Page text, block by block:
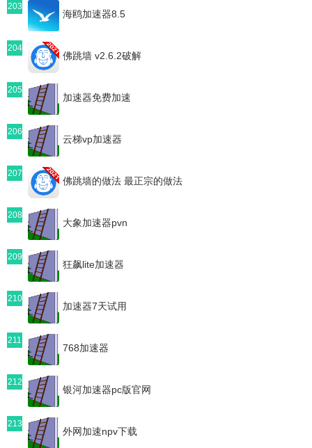
203
海鸥加速器8.5
204
佛跳墙 v2.6.2破解
205
加速器免费加速
206
云梯vp加速器
207
佛跳墙的做法 最正宗的做法
208
大象加速器pvn
209
狂飙lite加速器
210
加速器7天试用
211
768加速器
212
银河加速器pc版官网
213
外网加速npv下载